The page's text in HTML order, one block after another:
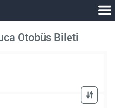
Otobüs Bileti